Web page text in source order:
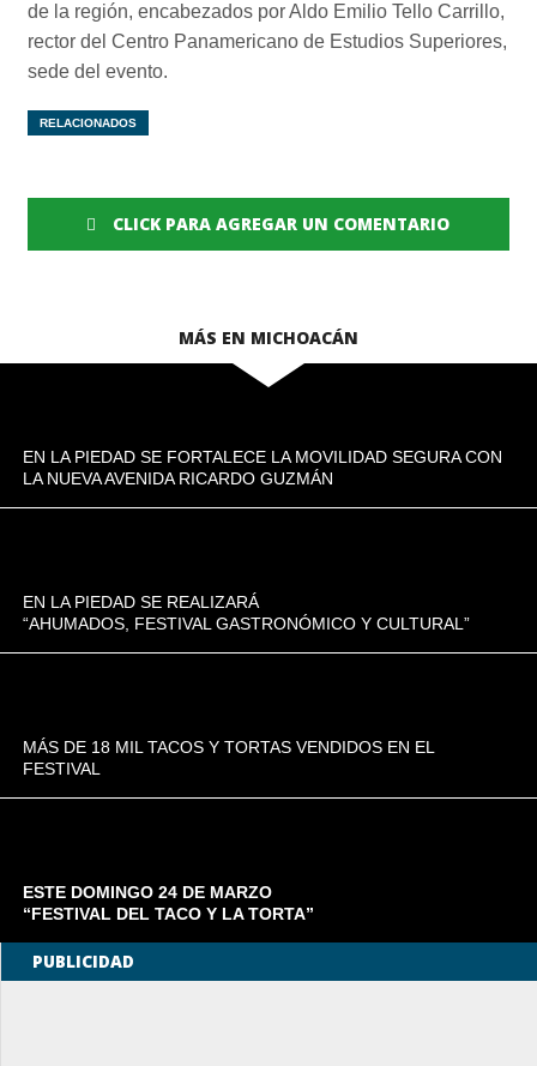
de la región, encabezados por Aldo Emilio Tello Carrillo,
rector del Centro Panamericano de Estudios Superiores,
sede del evento.
RELACIONADOS
CLICK PARA AGREGAR UN COMENTARIO
MÁS EN MICHOACÁN
EN LA PIEDAD SE FORTALECE LA MOVILIDAD SEGURA CON
LA NUEVA AVENIDA RICARDO GUZMÁN
EN LA PIEDAD SE REALIZARÁ
“AHUMADOS, FESTIVAL GASTRONÓMICO Y CULTURAL”
MÁS DE 18 MIL TACOS Y TORTAS VENDIDOS EN EL
FESTIVAL
ESTE DOMINGO 24 DE MARZO
“FESTIVAL DEL TACO Y LA TORTA”
PUBLICIDAD